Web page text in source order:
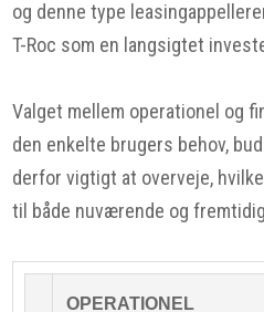
og denne type
T-Roc som en langsigtet
Valget mellem operationel og
den enkelte brugers behov,
derfor vigtigt at overveje,
til både nuværende og
OPERATIONEL